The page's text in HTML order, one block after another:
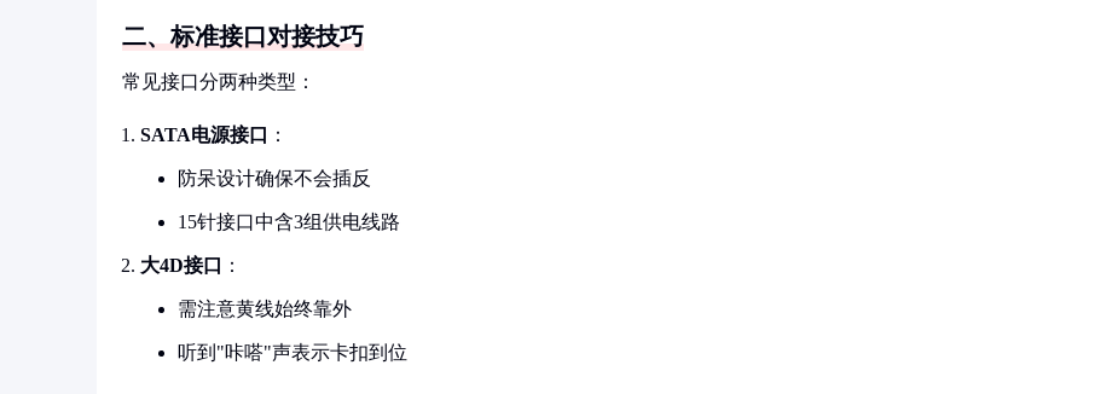
二、标准接口对接技巧
常见接口分两种类型：
SATA电源接口 ：
防呆设计确保不会插反
15针接口中含3组供电线路
大4D接口 ：
需注意黄线始终靠外
听到"咔嗒"声表示卡扣到位